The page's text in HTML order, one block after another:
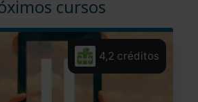
cursos
4,2 créditos